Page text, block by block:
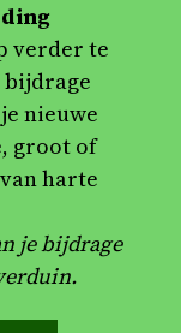
verder te
nieuwe
groot of
harte
je bijdrage